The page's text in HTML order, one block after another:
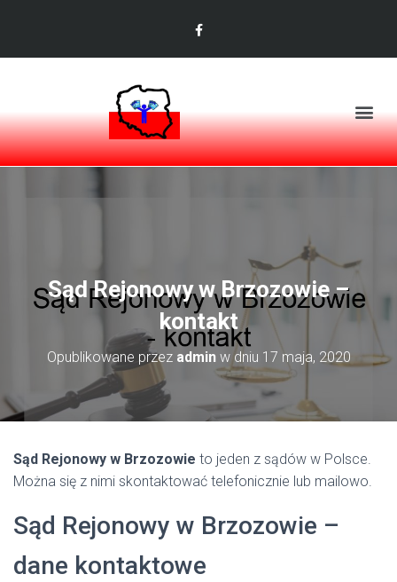
Sąd Rejonowy w Brzozowie –
kontakt
Opublikowane przez adminw dniu 17 maja, 2020
Sąd Rejonowy w Brzozowie to jeden z sądów w Polsce.
Można się z nimi skontaktować telefonicznie lub mailowo.
Sąd Rejonowy w Brzozowie –
dane kontaktowe